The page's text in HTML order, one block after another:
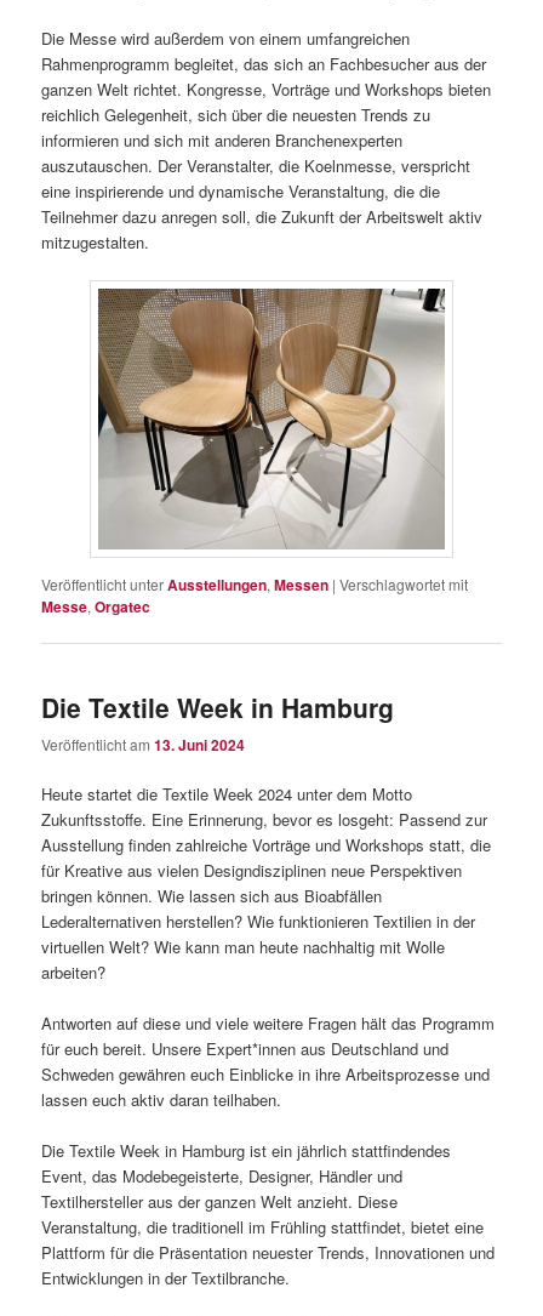
Die Messe wird außerdem von einem umfangreichen
Rahmenprogramm begleitet, das sich an Fachbesucher aus der
ganzen Welt richtet. Kongresse, Vorträge und Workshops bieten
reichlich Gelegenheit, sich über die neuesten Trends zu
informieren und sich mit anderen Branchenexperten
auszutauschen. Der Veranstalter, die Koelnmesse, verspricht
eine inspirierende und dynamische Veranstaltung, die die
Teilnehmer dazu anregen soll, die Zukunft der Arbeitswelt aktiv
mitzugestalten​.
Veröffentlicht unterAusstellungen,Messen |Verschlagwortet mit
Messe,Orgatec
Die Textile Week in Hamburg
Veröffentlicht am13. Juni 2024
Heute startet die Textile Week 2024 unter dem Motto
Zukunftsstoffe. Eine Erinnerung, bevor es losgeht: Passend zur
Ausstellung finden zahlreiche Vorträge und Workshops statt, die
für Kreative aus vielen Designdisziplinen neue Perspektiven
bringen können. Wie lassen sich aus Bioabfällen
Lederalternativen herstellen? Wie funktionieren Textilien in der
virtuellen Welt? Wie kann man heute nachhaltig mit Wolle
arbeiten?
Antworten auf diese und viele weitere Fragen hält das Programm
für euch bereit. Unsere Expert*innen aus Deutschland und
Schweden gewähren euch Einblicke in ihre Arbeitsprozesse und
lassen euch aktiv daran teilhaben.
Die Textile Week in Hamburg ist ein jährlich stattfindendes
Event, das Modebegeisterte, Designer, Händler und
Textilhersteller aus der ganzen Welt anzieht. Diese
Veranstaltung, die traditionell im Frühling stattfindet, bietet eine
Plattform für die Präsentation neuester Trends, Innovationen und
Entwicklungen in der Textilbranche.